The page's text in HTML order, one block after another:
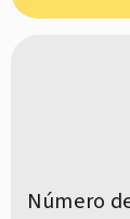
Número